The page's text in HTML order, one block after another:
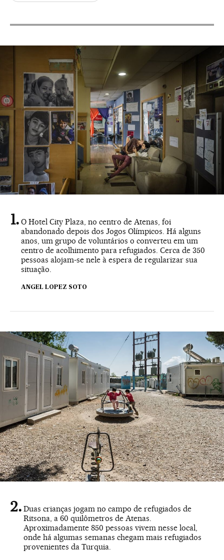
O Hotel City Plaza, no centro de Atenas, foi
abandonado depois dos Jogos Olímpicos. Há alguns
anos, um grupo de voluntários o converteu em um
centro de acolhimento para refugiados. Cerca de 350
pessoas alojam-se nele à espera de regularizar sua
situação.
ANGEL LOPEZ SOTO
Duas crianças jogam no campo de refugiados de
Ritsona, a 60 quilômetros de Atenas.
Aproximadamente 850 pessoas vivem nesse local,
onde há algumas semanas chegam mais refugiados
provenientes da Turquia.